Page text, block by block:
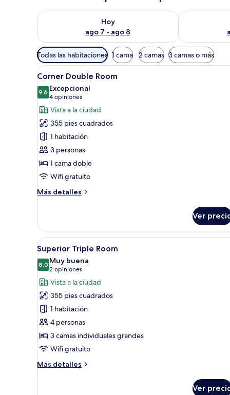
Hoy
ago 7 - ago 8
Consulta la disponibilidad para hoy ago 7 - ago 8
Consulta la
Filtros
disponibles
para
las
habitaciones
Todas las habitaciones 1 cama 2 camas 3 camas o más
Abrir
todas
las
fotos
de
Corner
Double
Room
Una habitación de hotel
9
Corner Double Room
9.69.6 de 10
Excepcional
4 opiniones
(4
opiniones)
Vista a la ciudad
355 pies cuadrados
1 habitación
3 personas
1 cama doble
Wifi gratuito
Más detalles
Más
Double
Room
Ver
Abrir
todas
las
fotos
de
Superior
Triple
Room
Habitación de hotel con tres
5
Superior Triple Room
8.08.0 de 10
Muy buena
2 opiniones
(2
opiniones)
Vista a la ciudad
355 pies cuadrados
1 habitación
4 personas
3 camas individuales grandes
Wifi gratuito
Más detalles
Más
Ver